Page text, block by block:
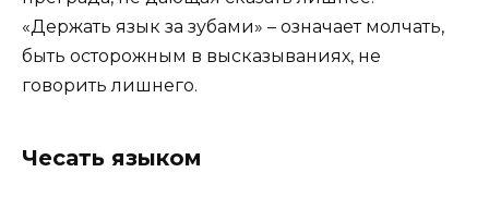
«Держать язык за зубами» – означает молчать,
быть осторожным в высказываниях, не
говорить лишнего.
Чесать языком